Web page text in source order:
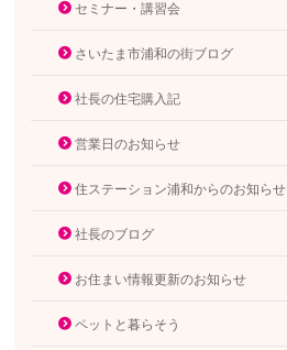
セミナー・講習会
さいたま市浦和の街ブログ
社長の住宅購入記
営業日のお知らせ
住ステーション浦和からのお知らせ
社長のブログ
お住まい情報更新のお知らせ
ペットと暮らそう